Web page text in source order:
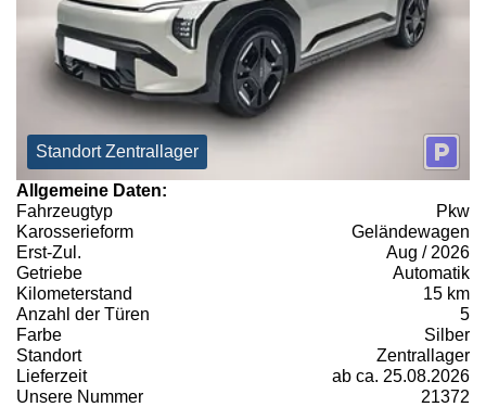
Standort Zentrallager
Allgemeine Daten:
Fahrzeugtyp
Pkw
Karosserieform
Geländewagen
Erst-Zul.
Aug / 2026
Getriebe
Automatik
Kilometerstand
15 km
Anzahl der Türen
5
Farbe
Silber
Standort
Zentrallager
Lieferzeit
ab ca. 25.08.2026
Unsere Nummer
21372